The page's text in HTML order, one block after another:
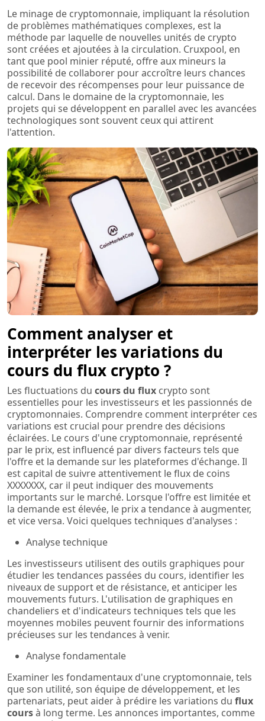
Le minage de cryptomonnaie, impliquant la résolution
de problèmes mathématiques complexes, est la
méthode par laquelle de nouvelles unités de crypto
sont créées et ajoutées à la circulation. Cruxpool, en
tant que pool minier réputé, offre aux mineurs la
possibilité de collaborer pour accroître leurs chances
de recevoir des récompenses pour leur puissance de
calcul. Dans le domaine de la cryptomonnaie, les
projets qui se développent en parallel avec les avancées
technologiques sont souvent ceux qui attirent
l'attention.
Comment analyser et
interpréter les variations du
cours du flux crypto ?
Les fluctuations du cours du flux crypto sont
essentielles pour les investisseurs et les passionnés de
cryptomonnaies. Comprendre comment interpréter ces
variations est crucial pour prendre des décisions
éclairées. Le cours d'une cryptomonnaie, représenté
par le prix, est influencé par divers facteurs tels que
l'offre et la demande sur les plateformes d'échange. Il
est capital de suivre attentivement le flux de coins
XXXXXXX, car il peut indiquer des mouvements
importants sur le marché. Lorsque l'offre est limitée et
la demande est élevée, le prix a tendance à augmenter,
et vice versa. Voici quelques techniques d'analyses :
Analyse technique
Les investisseurs utilisent des outils graphiques pour
étudier les tendances passées du cours, identifier les
niveaux de support et de résistance, et anticiper les
mouvements futurs. L'utilisation de graphiques en
chandeliers et d'indicateurs techniques tels que les
moyennes mobiles peuvent fournir des informations
précieuses sur les tendances à venir.
Analyse fondamentale
Examiner les fondamentaux d'une cryptomonnaie, tels
que son utilité, son équipe de développement, et les
partenariats, peut aider à prédire les variations du flux
coursà long terme. Les annonces importantes, comme